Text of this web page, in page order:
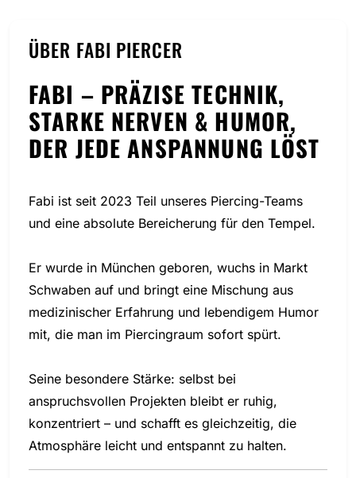
ÜBER FABI PIERCER
FABI – PRÄZISE TECHNIK,
STARKE NERVEN & HUMOR,
DER JEDE ANSPANNUNG LÖST
Fabi ist seit 2023 Teil unseres Piercing-Teams
und eine absolute Bereicherung für den Tempel.
Er wurde in München geboren, wuchs in Markt
Schwaben auf und bringt eine Mischung aus
medizinischer Erfahrung und lebendigem Humor
mit, die man im Piercingraum sofort spürt.
Seine besondere Stärke: selbst bei
anspruchsvollen Projekten bleibt er ruhig,
konzentriert – und schafft es gleichzeitig, die
Atmosphäre leicht und entspannt zu halten.